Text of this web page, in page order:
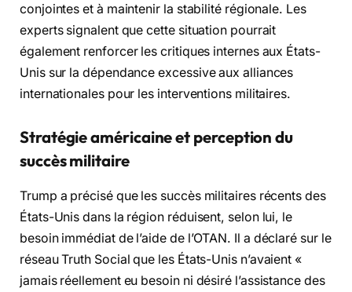
conjointes et à maintenir la stabilité régionale. Les
experts signalent que cette situation pourrait
également renforcer les critiques internes aux États-
Unis sur la dépendance excessive aux alliances
internationales pour les interventions militaires.
Stratégie américaine et perception du
succès militaire
Trump a précisé que les succès militaires récents des
États-Unis dans la région réduisent, selon lui, le
besoin immédiat de l’aide de l’OTAN. Il a déclaré sur le
réseau Truth Social que les États-Unis n’avaient «
jamais réellement eu besoin ni désiré l’assistance des